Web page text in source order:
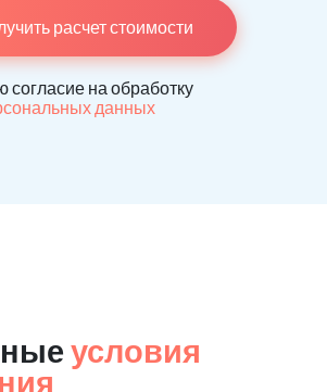
расчет стоимости
согласие на обработку
данных
условия